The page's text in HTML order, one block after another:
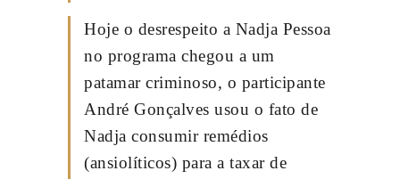
Hoje o desrespeito a Nadja Pessoa
no programa chegou a um
patamar criminoso, o participante
André Gonçalves usou o fato de
Nadja consumir remédios
(ansiolíticos) para a taxar de